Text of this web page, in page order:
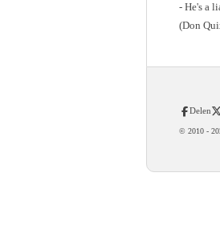
- He's a
(Don
Delen
© 2010 -